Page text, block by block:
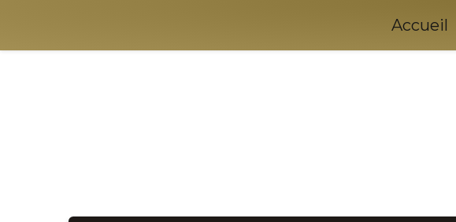
Accueil